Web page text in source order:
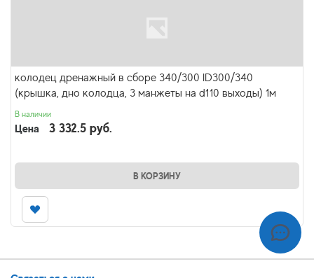
колодец дренажный в сборе 340/300 ID300/340
(крышка, дно колодца, 3 манжеты на d110 выходы) 1м
В наличии
Цена 3 332.5 руб.
В КОРЗИНУ